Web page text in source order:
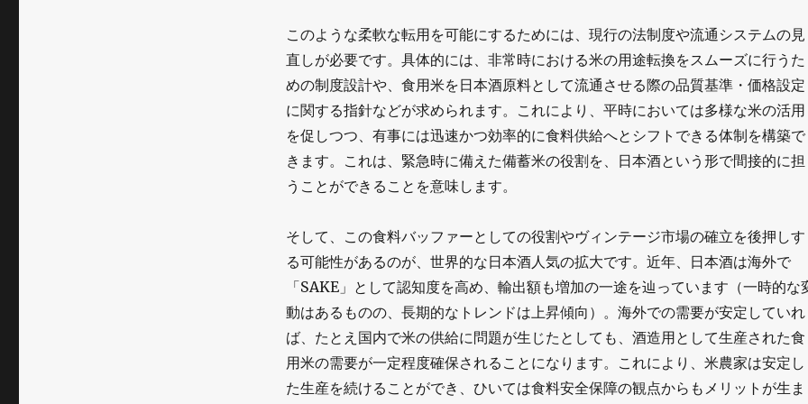
このような柔軟な転用を可能にするためには、現行の法制度や流通システムの見
直しが必要です。具体的には、非常時における米の用途転換をスムーズに行うた
めの制度設計や、食用米を日本酒原料として流通させる際の品質基準・価格設定
に関する指針などが求められます。これにより、平時においては多様な米の活用
を促しつつ、有事には迅速かつ効率的に食料供給へとシフトできる体制を構築で
きます。これは、緊急時に備えた備蓄米の役割を、日本酒という形で間接的に担
うことができることを意味します。
そして、この食料バッファーとしての役割やヴィンテージ市場の確立を後押しす
る可能性があるのが、世界的な日本酒人気の拡大です。近年、日本酒は海外で
「SAKE」として認知度を高め、輸出額も増加の一途を辿っています（一時的な
動はあるものの、長期的なトレンドは上昇傾向）。海外での需要が安定していれ
ば、たとえ国内で米の供給に問題が生じたとしても、酒造用として生産された食
用米の需要が一定程度確保されることになります。これにより、米農家は安定し
た生産を続けることができ、ひいては食料安全保障の観点からもメリットが生ま